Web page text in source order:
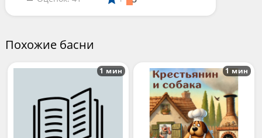
Похожие басни
1 мин 1 мин